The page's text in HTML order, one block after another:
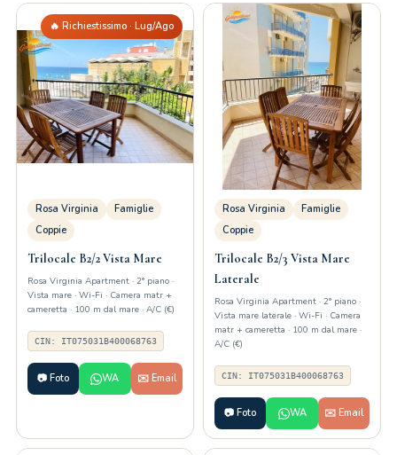
🔥 Richiestissimo · Lug/Ago
Rosa Virginia
Famiglie
Coppie
Trilocale B2/2 Vista Mare
Rosa Virginia Apartment · 2° piano ·
Vista mare · Wi-Fi · Camera matr +
cameretta · 100 m dal mare · A/C (€)
CIN: IT075031B400068763
📷 Foto WA ✉️ Email
Rosa Virginia
Famiglie
Coppie
Trilocale B2/3 Vista Mare
Laterale
Rosa Virginia Apartment · 2° piano ·
Vista mare laterale · Wi-Fi · Camera
matr + cameretta · 100 m dal mare ·
A/C (€)
CIN: IT075031B400068763
📷 Foto WA ✉️ Email